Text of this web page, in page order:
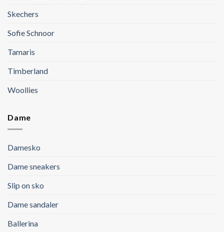
Skechers
Sofie Schnoor
Tamaris
Timberland
Woollies
Dame
Damesko
Dame sneakers
Slip on sko
Dame sandaler
Ballerina